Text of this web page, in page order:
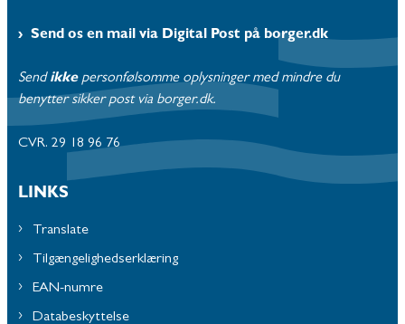
Send os en mail via Digital Post på borger.dk
Send ikke personfølsomme oplysninger med mindre du
benytter sikker post via borger.dk.
CVR. 29 18 96 76
LINKS
Translate
Tilgængelighedserklæring
EAN-numre
Databeskyttelse